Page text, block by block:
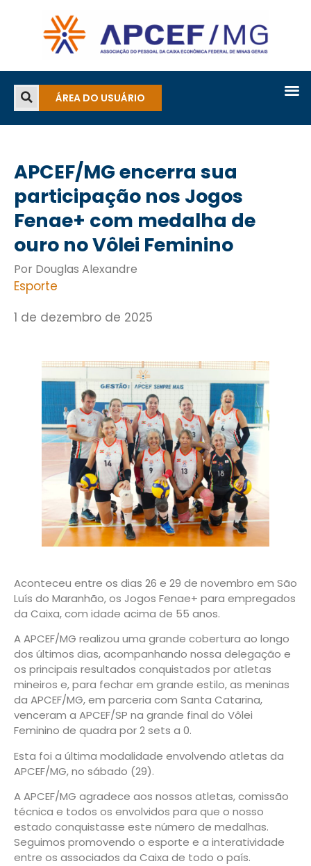
ÁREA DO USUÁRIO
APCEF/MG encerra sua
participação nos Jogos
Fenae+ com medalha de
ouro no Vôlei Feminino
Por Douglas Alexandre
Esporte
1 de dezembro de 2025
Aconteceu entre os dias 26 e 29 de novembro em São
Luís do Maranhão, os Jogos Fenae+ para empregados
da Caixa, com idade acima de 55 anos.
A APCEF/MG realizou uma grande cobertura ao longo
dos últimos dias, acompanhando nossa delegação e
os principais resultados conquistados por atletas
mineiros e, para fechar em grande estilo, as meninas
da APCEF/MG, em parceria com Santa Catarina,
venceram a APCEF/SP na grande final do Vôlei
Feminino de quadra por 2 sets a 0.
Esta foi a última modalidade envolvendo atletas da
APCEF/MG, no sábado (29).
A APCEF/MG agradece aos nossos atletas, comissão
técnica e todos os envolvidos para que o nosso
estado conquistasse este número de medalhas.
Seguimos promovendo o esporte e a interatividade
entre os associados da Caixa de todo o país.